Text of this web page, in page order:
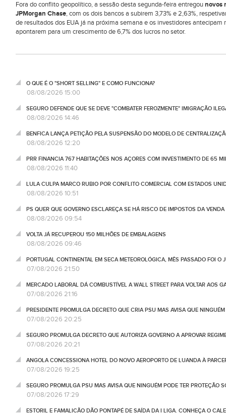
Fora do conflito geopolítico, a sessão desta segunda-feira entregounovos
JPMorgan Chase, com os dois bancos a subirem 3,73% e 2,63%,
de resultados dos EUA já na próxima semana e os investidores
apontarem para um crescimento de 6,7% dos lucros no setor.
O QUE É O "SHORT SELLING" E COMO FUNCIONA?
08/08/2026 15:00
SEGURO DEFENDE QUE SE DEVE "COMBATER FEROZMENTE" IMIGRAÇÃO
08/08/2026 14:46
BENFICA LANÇA PETIÇÃO PELA SUSPENSÃO DO MODELO DE
08/08/2026 12:20
PRR FINANCIA 767 HABITAÇÕES NOS AÇORES COM INVESTIMENTO DE 65
08/08/2026 11:40
LULA CULPA MARCO RUBIO POR CONFLITO COMERCIAL COM ESTADOS
08/08/2026 10:51
PS QUER QUE GOVERNO ESCLAREÇA SE HÁ RISCO DE IMPOSTOS DA
08/08/2026 09:54
VOLTA JÁ RECUPEROU 150 MILHÕES DE EMBALAGENS
08/08/2026 09:46
PORTUGAL CONTINENTAL EM SECA METEOROLÓGICA, MÊS PASSADO FOI O
07/08/2026 21:50
MERCADO LABORAL DÁ COMBUSTÍVEL A WALL STREET PARA VOLTAR AOS
07/08/2026 21:16
PRESIDENTE PROMULGA DECRETO QUE CRIA PSU MAS AVISA QUE
07/08/2026 20:25
SEGURO PROMULGA DECRETO QUE AUTORIZA GOVERNO A APROVAR
07/08/2026 20:21
ANGOLA CONCESSIONA HOTEL DO NOVO AEROPORTO DE LUANDA À
07/08/2026 19:25
SEGURO PROMULGA PSU MAS AVISA QUE NINGUÉM PODE TER PROTEÇÃO
07/08/2026 17:29
ESTORIL E FAMALICÃO DÃO PONTAPÉ DE SAÍDA DA I LIGA. CONHEÇA O